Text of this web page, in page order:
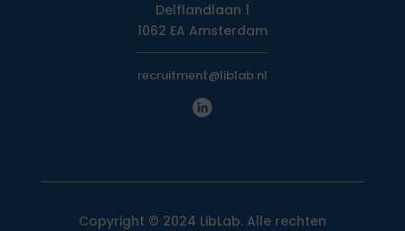
Delflandlaan 1
1062 EA Amsterdam
recruitment@liblab.nl
Copyright © 2024 LibLab. Alle rechten